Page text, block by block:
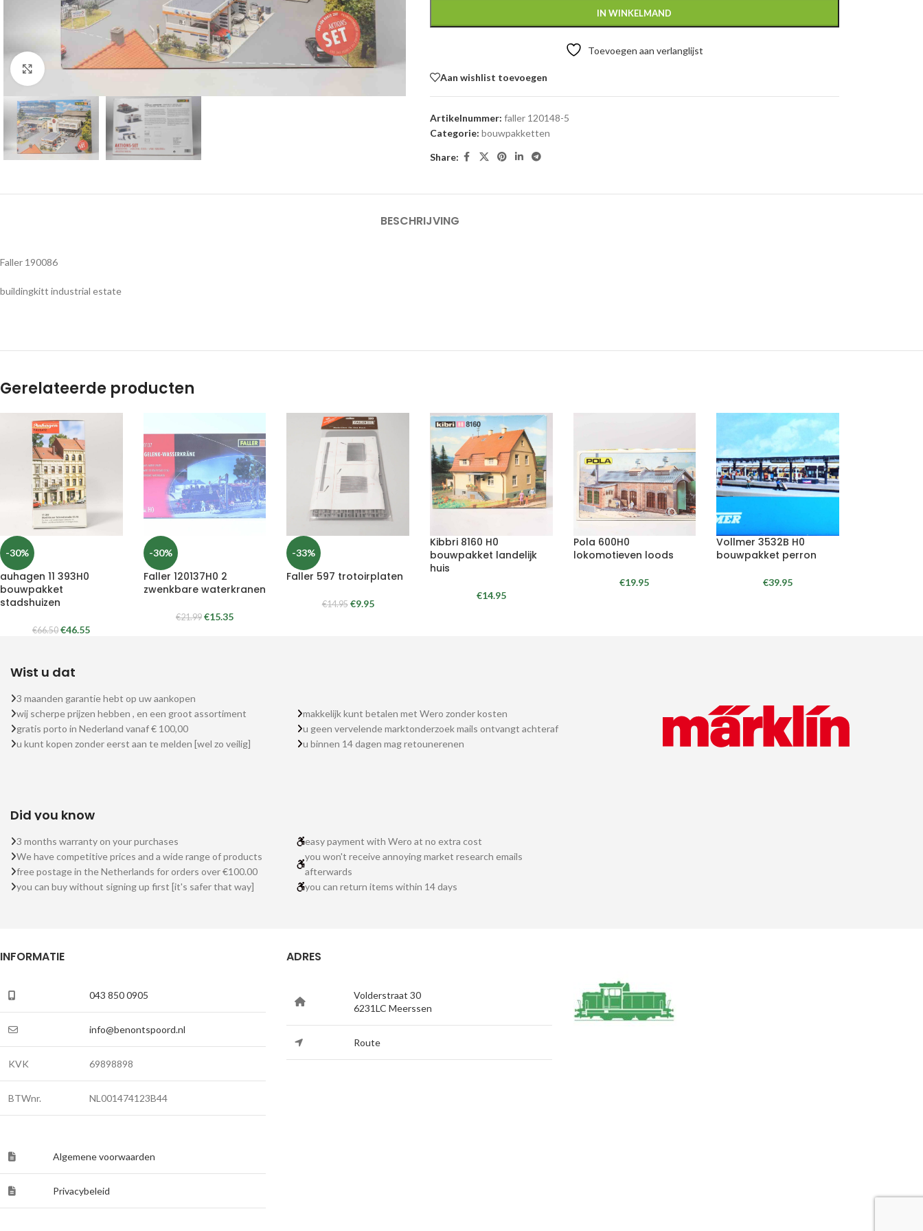
Click to enlarge
IN WINKELMAND
Toevoegen aan verlanglijst
Aan wishlist toevoegen
Artikelnummer: faller 120148-5
Categorie: bouwpakketten
Share:
BESCHRIJVING
Faller 190086
buildingkitt industrial estate
Gerelateerde producten
-30%
auhagen 11 393H0
bouwpakket
stadshuizen
€66.50 €46.55
-30%
Faller 120137H0 2
zwenkbare waterkranen
€21.99 €15.35
-33%
Faller 597 trotoirplaten
€14.95 €9.95
Kibbri 8160 H0
bouwpakket landelijk
huis
€14.95
Pola 600H0
lokomotieven loods
€19.95
Vollmer 3532B H0
bouwpakket perron
€39.95
Wist u dat
3 maanden garantie hebt op uw aankopen
wij scherpe prijzen hebben , en een groot assortiment
gratis porto in Nederland vanaf € 100,00
u kunt kopen zonder eerst aan te melden [wel zo veilig]
makkelijk kunt betalen met Wero zonder kosten
u geen vervelende marktonderzoek mails ontvangt achteraf
u binnen 14 dagen mag retounerenen
Did you know
3 months warranty on your purchases
We have competitive prices and a wide range of products
free postage in the Netherlands for orders over €100.00
you can buy without signing up first [it's safer that way]
easy payment with Wero at no extra cost
you won't receive annoying market research emails
afterwards
you can return items within 14 days
INFORMATIE
043 850 0905
info@benontspoord.nl
KVK 69898898
BTWnr. NL001474123B44
Algemene voorwaarden
Privacybeleid
ADRES
Volderstraat 30
6231LC Meerssen
Route